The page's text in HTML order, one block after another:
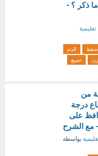
ذكر ؟ -
تعليمية
ضغط
الدم
جميع
من
درجة
على
- مع الشرح
بواسطة